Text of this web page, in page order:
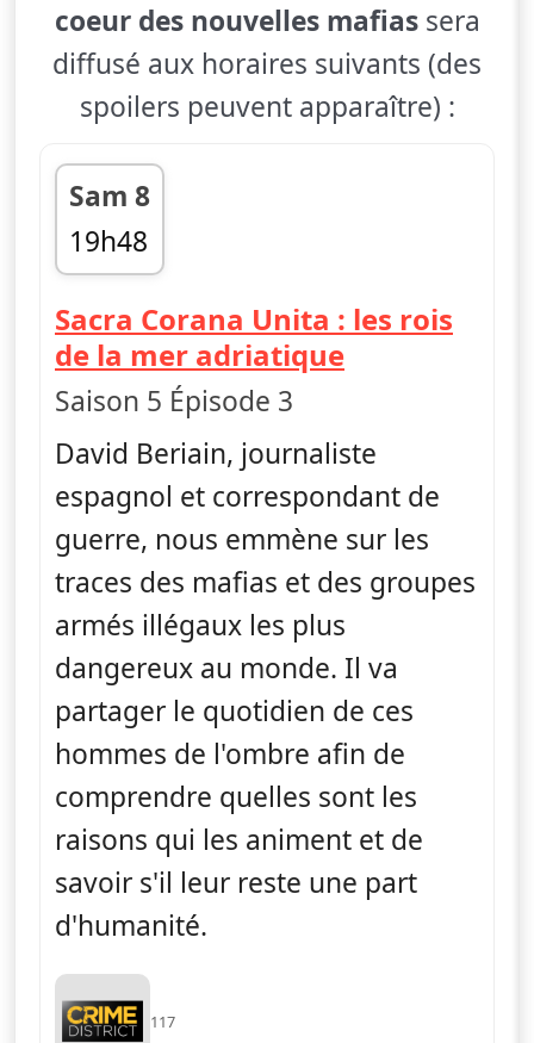
coeur des nouvelles mafiassera
diffusé aux horaires suivants (des
spoilers peuvent apparaître) :
Sam 8
19h48
fin 20h43
Sacra Corana Unita : les rois
de la mer adriatique— Les trafics
Saison 5 Épisode 3
David Beriain, journaliste
espagnol et correspondant de
guerre, nous emmène sur les
traces des mafias et des groupes
armés illégaux les plus
dangereux au monde. Il va
partager le quotidien de ces
hommes de l'ombre afin de
comprendre quelles sont les
raisons qui les animent et de
savoir s'il leur reste une part
d'humanité.
117